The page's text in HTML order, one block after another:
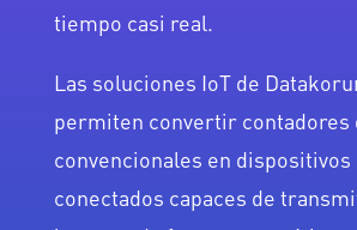
tiempo casi real.
Las soluciones IoT de
permiten convertir contadores
convencionales en dispositivos
conectados capaces de